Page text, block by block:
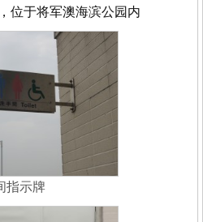
位于将军澳海滨公园内
指示牌